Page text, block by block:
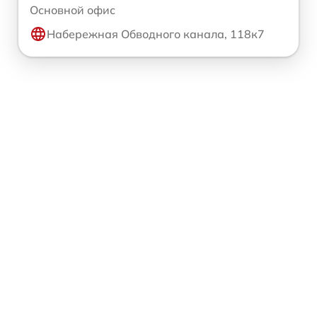
Основной офис
Набережная Обводного канала, 118к7